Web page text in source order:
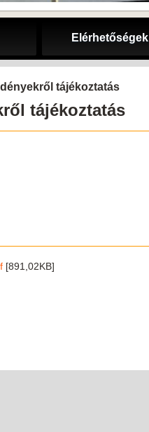
Elérhetőségek
tájékoztatás
tájékoztatás
[891,02KB]